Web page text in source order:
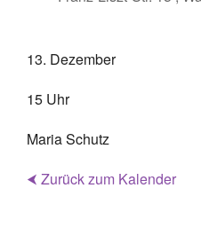
13. Dezember
15 Uhr
Maria Schutz
⮜ Zurück zum Kalender